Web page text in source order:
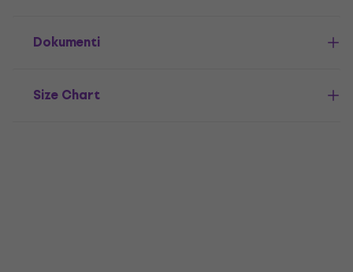
Dokumenti
Size Chart